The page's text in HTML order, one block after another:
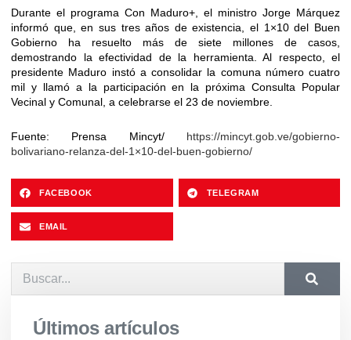
Durante el programa Con Maduro+, el ministro Jorge Márquez
informó que, en sus tres años de existencia, el 1×10 del Buen
Gobierno ha resuelto más de siete millones de casos,
demostrando la efectividad de la herramienta. Al respecto, el
presidente Maduro instó a consolidar la comuna número cuatro
mil y llamó a la participación en la próxima Consulta Popular
Vecinal y Comunal, a celebrarse el 23 de noviembre.
Fuente: Prensa Mincyt/ https://mincyt.gob.ve/gobierno-
bolivariano-relanza-del-1×10-del-buen-gobierno/
FACEBOOK TELEGRAM
EMAIL
Últimos artículos